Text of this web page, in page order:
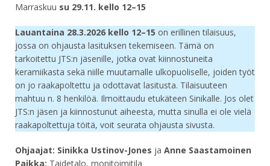
Marraskuu su 29.11. kello 12–15
Lauantaina 28.3.2026 kello 12–15 on erillinen tilaisuus,
jossa on ohjausta lasituksen tekemiseen. Tämä on
tarkoitettu JTS:n jäsenille, jotka ovat kiinnostuneita
keramiikasta sekä niille muutamalle ulkopuoliselle, joiden työt
on jo raakapoltettu ja odottavat lasitusta. Tilaisuuteen
mahtuu n. 8 henkilöä. Ilmoittaudu etukäteen Sinikalle. Jos olet
JTS:n jäsen ja kiinnostunut aiheesta, mutta sinulla ei ole vielä
raakapoltettuja töitä, voit seurata ohjausta sivusta.
Ohjaajat: Sinikka Ustinov-Jones ja Anne Saastamoinen
Paikka: Taidetalo, monitoimitila